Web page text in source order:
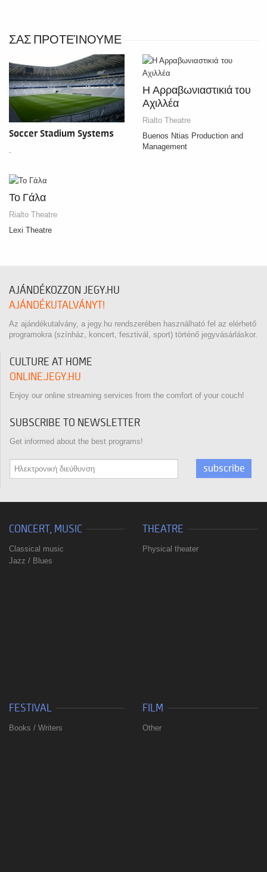
ΣΑΣ ΠΡΟΤΕΊΝΟΥΜΕ
Soccer Stadium Systems
.
Η Αρραβωνιαστικιά του
Αχιλλέα
Rialto Theatre
Buenos Ntias Production and
Management
Το Γάλα
Rialto Theatre
Lexi Theatre
AJÁNDÉKOZZON JEGY.HU
AJÁNDÉKUTALVÁNYT!
Az ajándékutalvány, a jegy.hu rendszerében használható fel az elérhető
programokra (színház, koncert, fesztivál, sport) történő jegyvásárláskor.
CULTURE AT HOME
ONLINE.JEGY.HU
Enjoy our online streaming services from the comfort of your couch!
SUBSCRIBE TO NEWSLETTER
Get informed about the best programs!
subscribe
CONCERT, MUSIC
Classical music
Jazz / Blues
THEATRE
Physical theater
FESTIVAL
Books / Writers
FILM
Other